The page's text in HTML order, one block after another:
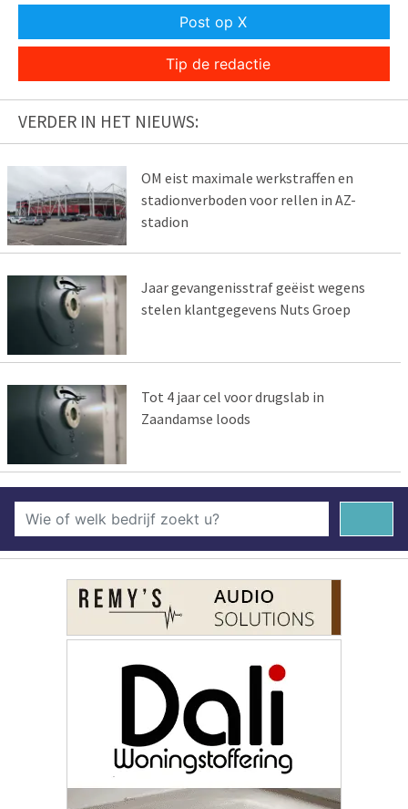
Post op X
Tip de redactie
VERDER IN HET NIEUWS:
OM eist maximale werkstraffen en
stadionverboden voor rellen in AZ-
stadion
Jaar gevangenisstraf geëist wegens
stelen klantgegevens Nuts Groep
Tot 4 jaar cel voor drugslab in
Zaandamse loods